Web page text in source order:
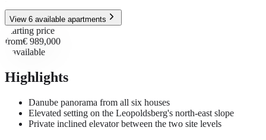
View 6 available apartments
Starting price
from€ 989,000
available
Highlights
Danube panorama from all six houses
Elevated setting on the Leopoldsberg's north-east slope
Private inclined elevator between the two site levels